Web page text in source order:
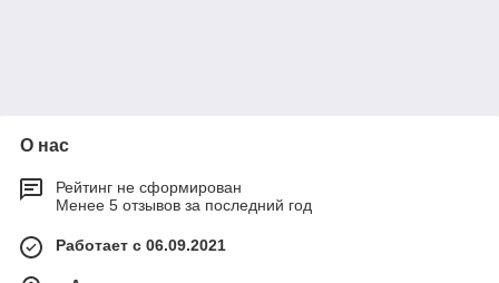
О нас
Рейтинг не сформирован
Менее 5 отзывов за последний год
Работает с 06.09.2021